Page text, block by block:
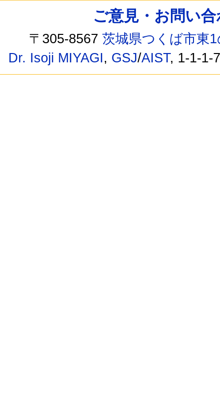
ご意見・お問い
〒305-8567茨城県つくば市東
Dr. Isoji MIYAGI, GSJ/AIST, 1-1-1-